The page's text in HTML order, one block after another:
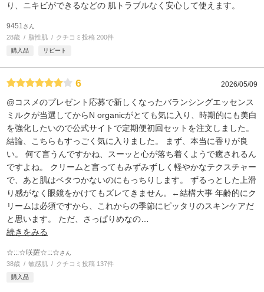
り、ニキビができるなどの 肌トラブルなく安心して使えます。
9451さん
28歳 脂性肌 クチコミ投稿 200件
購入品 リピート
6 2026/05/09
@コスメのプレゼント応募で新しくなったバランシングエッセンス
ミルクが当選してからN organicがとても気に入り、時期的にも美白
を強化したいので公式サイトで定期便初回セットを注文しました。
結論、こちらもすっごく気に入りました。 まず、本当に香りが良
い。 何て言うんですかね、スーッと心が落ち着くようで癒されるん
ですよね。 クリームと言ってもみずみずしく軽やかなテクスチャー
で、あと肌はベタつかないのにもっちりします。 ずるっとした上滑
り感がなく眼鏡をかけてもズレてきません。←結構大事 年齢的にク
リームは必須ですから、これからの季節にピッタリのスキンケアだ
と思います。 ただ、さっぱりめなの…
続きをみる
☆:::☆咲羅☆:::☆さん
38歳 敏感肌 クチコミ投稿 137件
購入品